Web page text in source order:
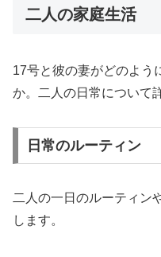
二人の家庭生活
17号と彼の妻がどのよう
か。二人の日常について
日常のルーティン
二人の一日のルーティン
します。